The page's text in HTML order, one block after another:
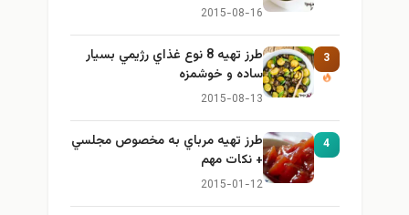
2015-08-16
3
طرز تهيه 8 نوع غذاي رژيمي بسيار
ساده و خوشمزه
2015-08-13
4
طرز تهيه مرباي به مخصوص مجلسي
+ نكات مهم
2015-01-12